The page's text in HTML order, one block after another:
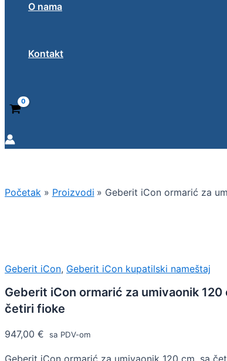
O nama
Kontakt
Početak Proizvodi Geberit iCon ormarić za
Geberit iCon, Geberit iCon kupatilski nameštaj
Geberit iCon ormarić za umivaonik 120
četiri fioke
947,00 € sa PDV-om